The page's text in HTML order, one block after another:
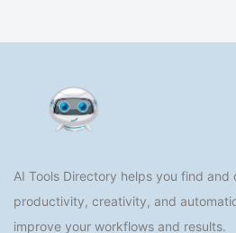
AI Tools Directory helps you find and
productivity, creativity, and
improve your workflows and results.